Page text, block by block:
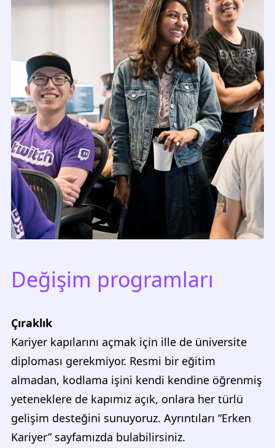
Değişim programları
Çıraklık
Kariyer kapılarını açmak için ille de üniversite
diploması gerekmiyor. Resmi bir eğitim
almadan, kodlama işini kendi kendine öğrenmiş
yeteneklere de kapımız açık, onlara her türlü
gelişim desteğini sunuyoruz. Ayrıntıları “Erken
Kariyer” sayfamızda bulabilirsiniz.